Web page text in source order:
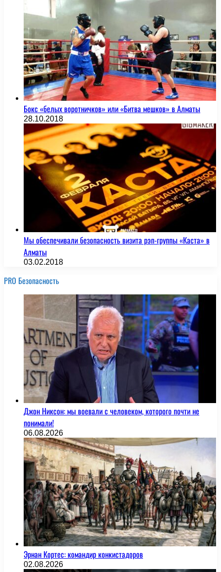
Бокс «белых воротничков» или «Битва мешков» в Алматы
28.10.2018
Мы обеспечивали безопасность визита рэп-группы «Каста» в
Алматы
03.02.2018
PRO Безопасность
Джон Никсон: мы воевали с человеком, которого почти не
понимали!
06.08.2026
Эрнан Кортес: командир конкистадоров
02.08.2026